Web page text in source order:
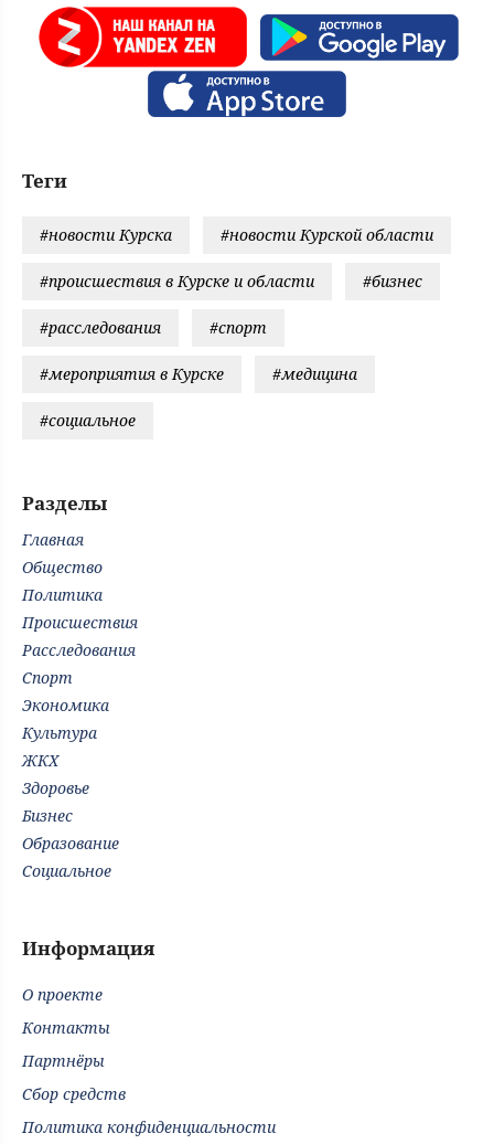
Теги
#новости Курска #новости Курской области
#происшествия в Курске и области #бизнес
#расследования #спорт
#мероприятия в Курске #медицина
#социальное
Разделы
Главная
Общество
Политика
Происшествия
Расследования
Спорт
Экономика
Культура
ЖКХ
Здоровье
Бизнес
Образование
Социальное
Информация
О проекте
Контакты
Партнёры
Сбор средств
Политика конфиденциальности